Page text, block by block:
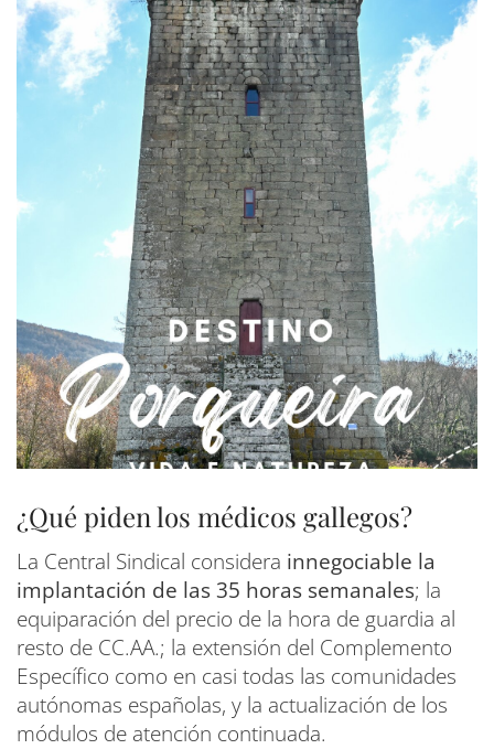
¿Qué piden los médicos gallegos?
La Central Sindical considera innegociable la
implantación de las 35 horas semanales; la
equiparación del precio de la hora de guardia al
resto de CC.AA.; la extensión del Complemento
Específico como en casi todas las comunidades
autónomas españolas, y la actualización de los
módulos de atención continuada.